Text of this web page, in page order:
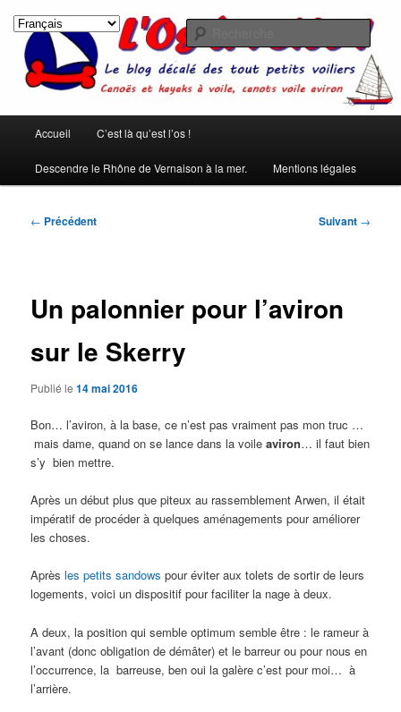
contenu
principalL'os à voile !
(Pierre Dac)
principal
Accueil C’est là qu’est l’os !
Descendre le Rhône de Vernaison à la mer. Mentions légales
Navigation
← Précédent Suivant →
Un palonnier pour l’aviron
sur le Skerry
Publié le14 mai 2016
Bon… l’aviron, à la base, ce n’est pas vraiment pas mon truc …
mais dame, quand on se lance dans la voileaviron… il faut bien
s’y bien mettre.
Après un début plus que piteux au rassemblement Arwen, il était
impératif de procéder à quelques aménagements pour améliorer
les choses.
Aprèsles petits sandows pour éviter aux tolets de sortir de leurs
logements, voici un dispositif pour faciliter la nage à deux.
A deux, la position qui semble optimum semble être : le rameur à
l’avant (donc obligation de démâter) et le barreur ou pour nous en
l’occurrence, la barreuse, ben oui la galère c’est pour moi… à
l’arrière.